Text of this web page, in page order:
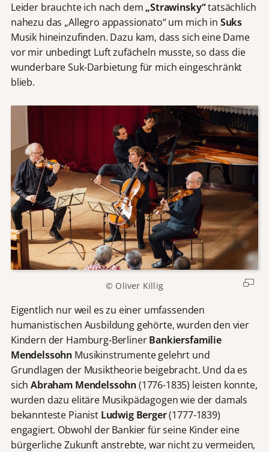
Leider brauchte ich nach dem „Strawinsky“tatsächlich
nahezu das „Allegro appassionato“ um mich in Suks
Musik hineinzufinden. Dazu kam, dass sich eine Dame
vor mir unbedingt Luft zufächeln musste, so dass die
wunderbare Suk-Darbietung für mich eingeschränkt
blieb.
© Oliver Killig
Eigentlich nur weil es zu einer umfassenden
humanistischen Ausbildung gehörte, wurden den vier
Kindern der Hamburg-BerlinerBankiersfamilie
Mendelssohn Musikinstrumente gelehrt und
Grundlagen der Musiktheorie beigebracht. Und da es
sichAbraham Mendelssohn(1776-1835) leisten konnte,
wurden dazu elitäre Musikpädagogen wie der damals
bekannteste Pianist Ludwig Berger(1777-1839)
engagiert. Obwohl der Bankier für seine Kinder eine
bürgerliche Zukunft anstrebte, war nicht zu vermeiden,